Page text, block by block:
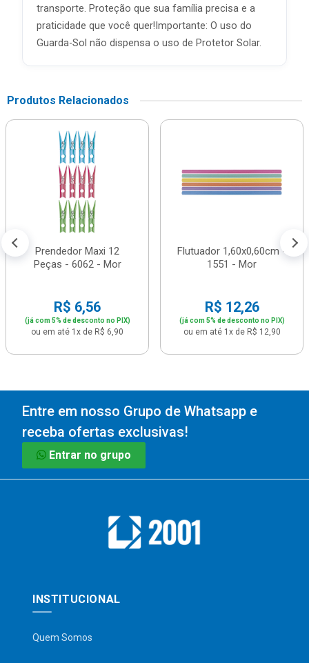
transporte. Proteção que sua família precisa e a
praticidade que você quer!Importante: O uso do
Guarda-Sol não dispensa o uso de Protetor Solar.
Produtos Relacionados
Prendedor Maxi 12
Peças - 6062 - Mor
R$ 6,56
(já com 5% de desconto no PIX)
ou em até 1x de R$ 6,90
Flutuador 1,60x0,60cm -
1551 - Mor
R$ 12,26
(já com 5% de desconto no PIX)
ou em até 1x de R$ 12,90
Entre em nosso Grupo de Whatsapp e
receba ofertas exclusivas!
Entrar no grupo
INSTITUCIONAL
Quem Somos